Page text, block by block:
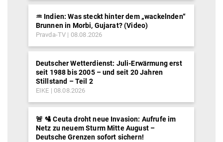
♒︎ Indien: Was steckt hinter dem „wackelnden“
Brunnen in Morbi, Gujarat? (Video)
Pravda-TV 08.08.2026
Deutscher Wetterdienst: Juli-Erwärmung erst
seit 1988 bis 2005 – und seit 20 Jahren
Stillstand – Teil 2
EIKE 08.08.2026
🚨 🛂 Ceuta droht neue Invasion: Aufrufe im
Netz zu neuem Sturm Mitte August –
Deutsche Grenzen sofort sichern!